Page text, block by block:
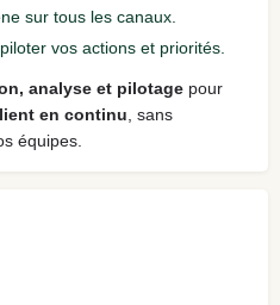
sur tous les canaux.
vos actions et priorités.
analyse et pilotage pour
en continu , sans
équipes.